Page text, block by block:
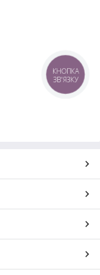
КНОПКА
ЗВ'ЯЗКУ